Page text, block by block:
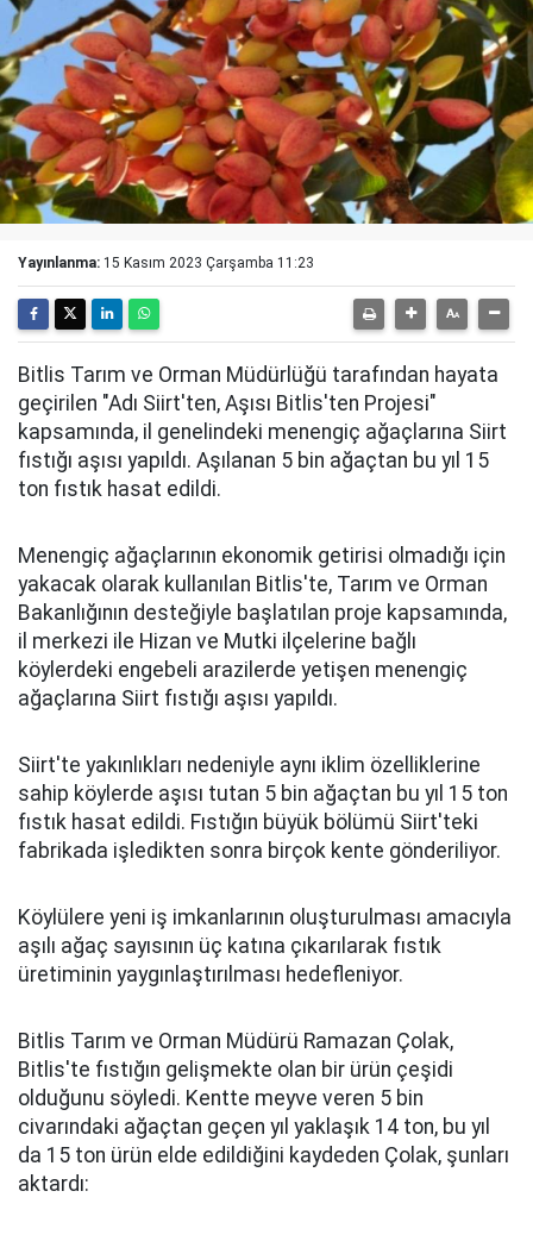
Yayınlanma: 15 Kasım 2023 Çarşamba 11:23
Bitlis Tarım ve Orman Müdürlüğü tarafından hayata
geçirilen "Adı Siirt'ten, Aşısı Bitlis'ten Projesi"
kapsamında, il genelindeki menengiç ağaçlarına Siirt
fıstığı aşısı yapıldı. Aşılanan 5 bin ağaçtan bu yıl 15
ton fıstık hasat edildi.
Menengiç ağaçlarının ekonomik getirisi olmadığı için
yakacak olarak kullanılan Bitlis'te, Tarım ve Orman
Bakanlığının desteğiyle başlatılan proje kapsamında,
il merkezi ile Hizan ve Mutki ilçelerine bağlı
köylerdeki engebeli arazilerde yetişen menengiç
ağaçlarına Siirt fıstığı aşısı yapıldı.
Siirt'te yakınlıkları nedeniyle aynı iklim özelliklerine
sahip köylerde aşısı tutan 5 bin ağaçtan bu yıl 15 ton
fıstık hasat edildi. Fıstığın büyük bölümü Siirt'teki
fabrikada işledikten sonra birçok kente gönderiliyor.
Köylülere yeni iş imkanlarının oluşturulması amacıyla
aşılı ağaç sayısının üç katına çıkarılarak fıstık
üretiminin yaygınlaştırılması hedefleniyor.
Bitlis Tarım ve Orman Müdürü Ramazan Çolak,
Bitlis'te fıstığın gelişmekte olan bir ürün çeşidi
olduğunu söyledi. Kentte meyve veren 5 bin
civarındaki ağaçtan geçen yıl yaklaşık 14 ton, bu yıl
da 15 ton ürün elde edildiğini kaydeden Çolak, şunları
aktardı: